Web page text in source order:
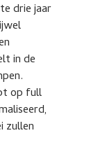
drie jaar
in de
op full
zullen